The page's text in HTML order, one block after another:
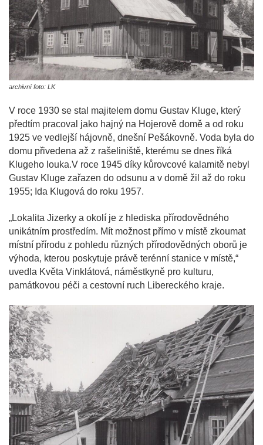
archivní foto: LK
V roce 1930 se stal majitelem domu Gustav Kluge, který
předtím pracoval jako hajný na Hojerově domě a od roku
1925 ve vedlejší hájovně, dnešní Pešákovně. Voda byla do
domu přivedena až z rašeliniště, kterému se dnes říká
Klugeho louka.V roce 1945 díky kůrovcové kalamitě nebyl
Gustav Kluge zařazen do odsunu a v domě žil až do roku
1955; Ida Klugová do roku 1957.
„Lokalita Jizerky a okolí je z hlediska přírodovědného
unikátním prostředím. Mít možnost přímo v místě zkoumat
místní přírodu z pohledu různých přírodovědných oborů je
výhoda, kterou poskytuje právě terénní stanice v místě,“
uvedla Květa Vinklátová, náměstkyně pro kulturu,
památkovou péči a cestovní ruch Libereckého kraje.